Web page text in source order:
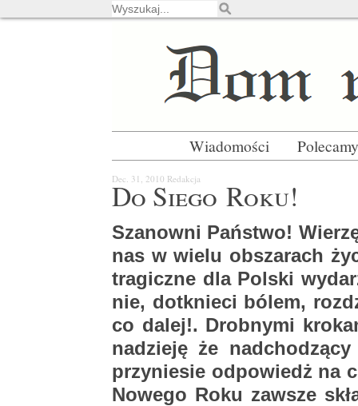
Wiadomości Polecamy
Dec. 31, 2010 Re­dak­cja
Do Siego Roku!
Sza­now­ni Pań­stwo!
nas w wielu ob­sza­rach
tra­gicz­ne dla Pol­ski
nie, do­tknie­ci bólem,
co dalej!. Drob­ny­mi
na­dzie­ję że
przy­nie­sie od­po­wiedż na
No­we­go Roku za­wsze